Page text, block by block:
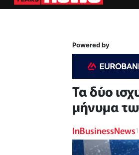
Powered by
Τα δύο
μήνυμα
InBusinessNews